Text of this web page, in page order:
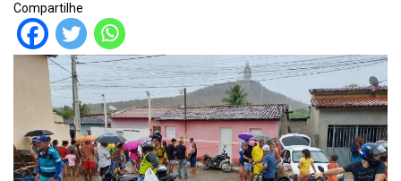
Compartilhe